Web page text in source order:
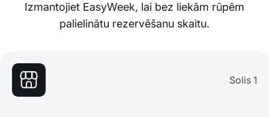
Izmantojiet EasyWeek, lai bez liekām rūpēm
palielinātu rezervēšanu skaitu.
Solis 1